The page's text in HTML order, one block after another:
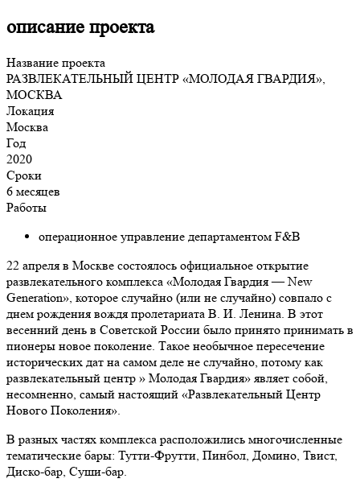
описание проекта
Название проекта
РАЗВЛЕКАТЕЛЬНЫЙ ЦЕНТР «МОЛОДАЯ ГВАРДИЯ»,
МОСКВА
Локация
Москва
Год
2020
Сроки
6 месяцев
Работы
операционное управление департаментом F&B
22 апреля в Москве состоялось официальное открытие
развлекательного комплекса «Молодая Гвардия — New
Generation», которое случайно (или не случайно) совпало с
днем рождения вождя пролетариата В. И. Ленина. В этот
весенний день в Советской России было принято принимать в
пионеры новое поколение. Такое необычное пересечение
исторических дат на самом деле не случайно, потому как
развлекательный центр » Молодая Гвардия» являет собой,
несомненно, самый настоящий «Развлекательный Центр
Нового Поколения».
В разных частях комплекса расположились многочисленные
тематические бары: Тутти-Фрутти, Пинбол, Домино, Твист,
Диско-бар, Суши-бар.